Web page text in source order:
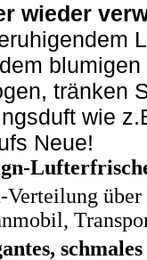
wieder
tränken
wie
Neue!
Verteilung